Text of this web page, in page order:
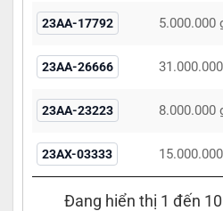
23AA-17792 5.000.000
23AA-26666
23AA-23223 8.000.000
23AX-03333
Đang hiển thị 1 đến